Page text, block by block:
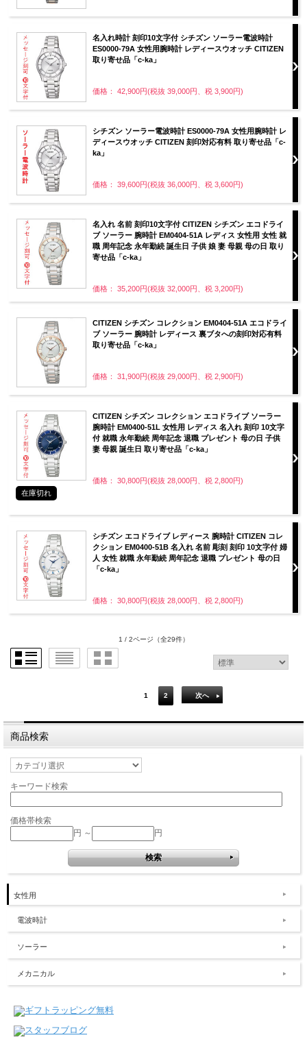
名入れ時計 刻印10文字付 シチズン ソーラー電波時計
ES0000-79A 女性用腕時計 レディースウオッチ CITIZEN
取り寄せ品「c-ka」
価格： 42,900円(税抜 39,000円、税 3,900円)
シチズン ソーラー電波時計 ES0000-79A 女性用腕時計 レ
ディースウオッチ CITIZEN 刻印対応有料 取り寄せ品「c-
ka」
価格： 39,600円(税抜 36,000円、税 3,600円)
名入れ 名前 刻印10文字付 CITIZEN シチズン エコドライ
ブ ソーラー 腕時計 EM0404-51A レディス 女性用 女性 就
職 周年記念 永年勤続 誕生日 子供 娘 妻 母親 母の日 取り
寄せ品「c-ka」
価格： 35,200円(税抜 32,000円、税 3,200円)
CITIZEN シチズン コレクション EM0404-51A エコドライ
ブ ソーラー 腕時計 レディース 裏ブタへの刻印対応有料
取り寄せ品「c-ka」
価格： 31,900円(税抜 29,000円、税 2,900円)
CITIZEN シチズン コレクション エコドライブ ソーラー
腕時計 EM0400-51L 女性用 レディス 名入れ 刻印 10文字
付 就職 永年勤続 周年記念 退職 プレゼント 母の日 子供
妻 母親 誕生日 取り寄せ品「c-ka」
価格： 30,800円(税抜 28,000円、税 2,800円)
在庫切れ
シチズン エコドライブ レディース 腕時計 CITIZEN コレ
クション EM0400-51B 名入れ 名前 彫刻 刻印 10文字付 婦
人 女性 就職 永年勤続 周年記念 退職 プレゼント 母の日
「c-ka」
価格： 30,800円(税抜 28,000円、税 2,800円)
1 / 2ページ （全29件）
1 2 次へ
商品検索
キーワード検索
価格帯検索
円 ～
円
女性用
電波時計
ソーラー
メカニカル